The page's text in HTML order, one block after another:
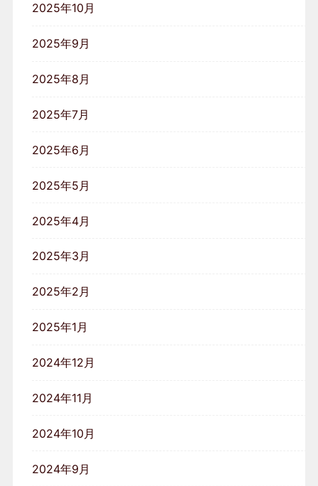
2025年10月
2025年9月
2025年8月
2025年7月
2025年6月
2025年5月
2025年4月
2025年3月
2025年2月
2025年1月
2024年12月
2024年11月
2024年10月
2024年9月